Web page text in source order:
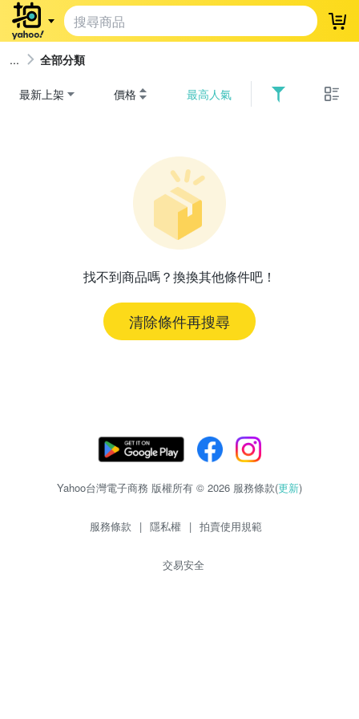
登
全部分類
最新上架 價格 最高人氣
找不到商品嗎？換換其他條件吧！
清除條件再搜尋
Yahoo台灣電子商務 版權所有 © 2026 服務條款(更新)
服務條款 | 隱私權 | 拍賣使用規範
交易安全